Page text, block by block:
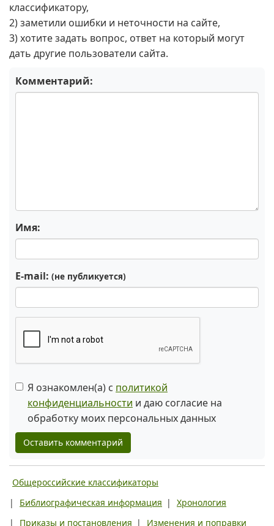
классификатору,
2) заметили ошибки и неточности на сайте,
3) хотите задать вопрос, ответ на который могут
дать другие пользователи сайта.
Комментарий:
Имя:
E-mail: (не публикуется)
Я ознакомлен(а) с политикой
конфиденциальности и даю согласие на
обработку моих персональных данных
Оставить комментарий
Общероссийские классификаторы
|
Библиографическая информация |
Хронология
|
Приказы и постановления | Изменения и поправки